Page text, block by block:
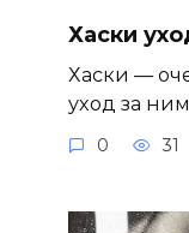
Хаски
Хаски —
уход за
0 31